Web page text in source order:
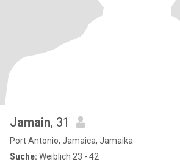
Jamain, 31
Port Antonio, Jamaica, Jamaika
Suche: Weiblich 23 - 42